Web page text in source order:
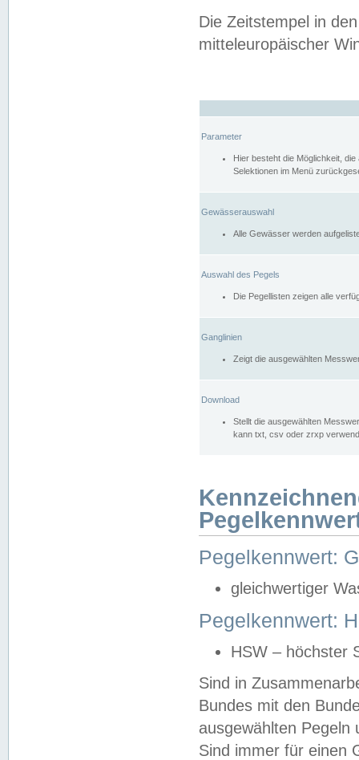
Die Zeitstempel in
mitteleuropäischer
Parameter
Hier besteht die Möglichkeit,
Selektionen im Menü
Gewässerauswahl
Alle Gewässer werden
Auswahl des Pegels
Die Pegellisten zeigen alle
Ganglinien
Zeigt die ausgewählten
Download
Stellt die ausgewählten
kann txt, csv oder zrxp
Pegelkennwert:
gleichwertiger
Pegelkennwert:
HSW – höchster
Sind in
Bundes mit den
ausgewählten
Sind immer für einen